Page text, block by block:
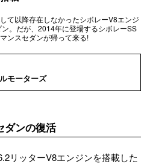
て以降存在しなかったシボレーV8エンジ
。だが、2014年に登場するシボレーSS
ンスセダンが帰って来る!
モーターズ
ダンの復活
リッターV8エンジンを搭載した